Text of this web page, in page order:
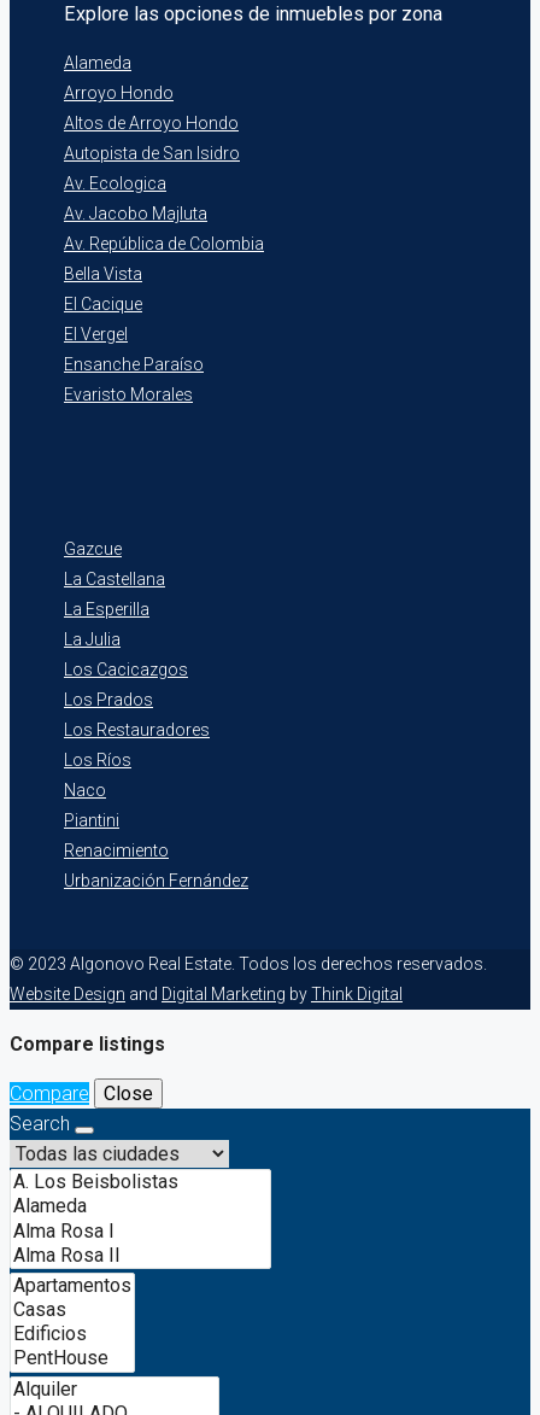
Explore las opciones de inmuebles por zona
Alameda
Arroyo Hondo
Altos de Arroyo Hondo
Autopista de San Isidro
Av. Ecologica
Av. Jacobo Majluta
Av. República de Colombia
Bella Vista
El Cacique
El Vergel
Ensanche Paraíso
Evaristo Morales
Gazcue
La Castellana
La Esperilla
La Julia
Los Cacicazgos
Los Prados
Los Restauradores
Los Ríos
Naco
Piantini
Renacimiento
Urbanización Fernández
© 2023 Algonovo Real Estate. Todos los derechos reservados.
Website Design and Digital Marketing byThink Digital
Compare listings
Compare
Close
Search